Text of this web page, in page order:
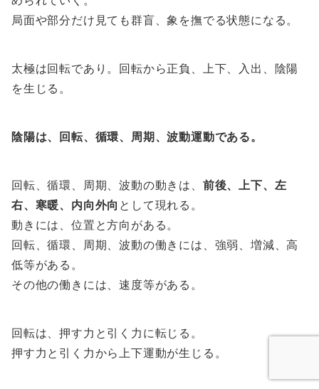
局面や部分だけ見ても群盲、象を撫でる状態になる。
太極は回転であり。回転から正負、上下、入出、陰陽
を生じる。
陰陽は、回転、循環、周期、波動運動である。
回転、循環、周期、波動の動きは、 前後、上下、左
右、寒暖、内向外向 として現れる。
動きには、位置と方向がある。
回転、循環、周期、波動の働きには、強弱、増減、高
低等がある。
その他の働きには、速度等がある。
回転は、押す力と引く力に転じる。
押す力と引く力から上下運動が生じる。